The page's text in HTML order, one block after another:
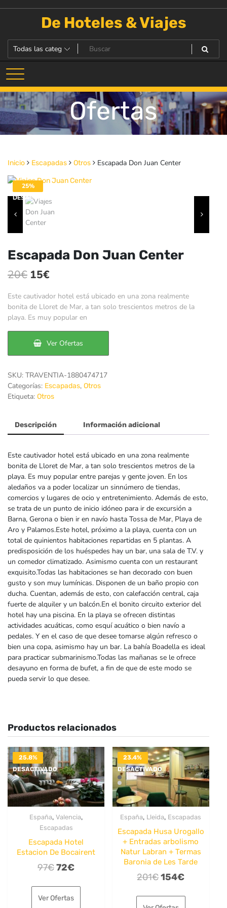
De Hoteles & Viajes
Ofertas
Inicio Escapadas Otros Escapada Don Juan Center
25%
DESACTIVADO
Escapada Don Juan Center
20€ El
precio
original
era:
20€.
15€
precio
actual
es:
15€.
Este cautivador hotel está ubicado en una zona realmente
bonita de Lloret de Mar, a tan solo trescientos metros de la
playa. Es muy popular en
Ver Ofertas
SKU: TRAVENTIA-1880474717
Categorías: Escapadas, Otros
Etiqueta: Otros
Descripción Información adicional
Este cautivador hotel está ubicado en una zona realmente
bonita de Lloret de Mar, a tan solo trescientos metros de la
playa. Es muy popular entre parejas y gente joven. En los
aledaños va a poder localizar un sinnúmero de tiendas,
comercios y lugares de ocio y entretenimiento. Además de esto,
se trata de un punto de inicio idóneo para ir de excursión a
Barna, Gerona o bien ir en navío hasta Tossa de Mar, Playa de
Aro y Palamos.Este hotel, próximo a la playa, cuenta con un
total de quinientos habitaciones repartidas en 5 plantas. A
predisposición de los huéspedes hay un bar, una sala de T.V. y
un comedor climatizado. Asimismo cuenta con un restaurant
exquisito.Todas las habitaciones se han decorado con buen
gusto y son muy lumínicas. Disponen de un baño propio con
ducha. Cuentan, además de esto, con calefacción central, caja
fuerte de alquiler y un balcón.En el bonito circuito exterior del
hotel hay una piscina. En la playa se ofrecen distintas
actividades acuáticas, como esquí acuático o bien navío a
pedales. Y en el caso de que desee tomarse algún refresco o
bien una copa, asimismo hay un bar. La bahía Boadella es ideal
para practicar submarinismo.Todas las mañanas se le ofrece
desayuno en forma de bufet, a fin de que de este modo se
pueda servir lo que desee.
Productos relacionados
25.8%
DESACTIVADO
España,Valencia,
Escapadas
Escapada Hotel
Estacion De Bocairent
97€El
original
72€El
Ver Ofertas
23.4%
DESACTIVADO
España, Lleida, Escapadas
Escapada Husa Urogallo
+ Entradas arbolismo
Natur Labran + Termas
Baronia de Les Tarde
201€El
original
154€El